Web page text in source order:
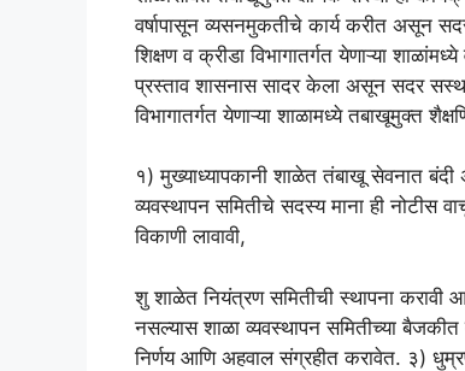
वर्षापासून व्यसनमुकतीचे कार्य करीत असून
शिक्षण व क्रीडा विभागातर्गत येणाऱ्या
प्रस्ताव शासनास सादर केला असून सदर
विभागातर्गत येणाऱ्या शाळामध्ये तबाखूमुक्त
१) मुख्याध्यापकानी शाळेत तंबाखू सेवनात बंदी
व्यवस्थापन समितीचे सदस्य माना ही नोटीस
विकाणी लावावी,
शु शाळेत नियंत्रण समितीची स्थापना करावी
नसल्यास शाळा व्यवस्थापन समितीच्या
निर्णय आणि अहवाल संग्रहीत करावेत. ३)